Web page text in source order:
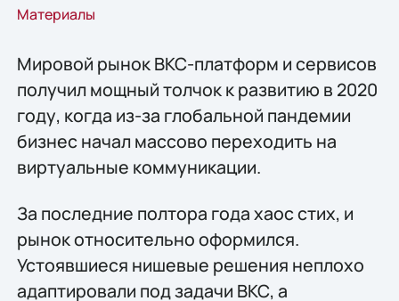
Материалы
Мировой рынок ВКС-платформ и сервисов
получил мощный толчок к развитию в 2020
году, когда из-за глобальной пандемии
бизнес начал массово переходить на
виртуальные коммуникации.
За последние полтора года хаос стих, и
рынок относительно оформился.
Устоявшиеся нишевые решения неплохо
адаптировали под задачи ВКС, а